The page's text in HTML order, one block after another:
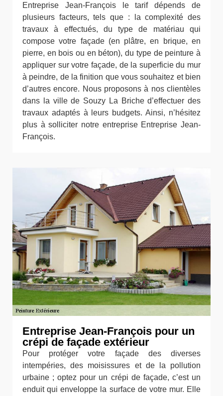
Entreprise Jean-François le tarif dépends de
plusieurs facteurs, tels que : la complexité des
travaux à effectués, du type de matériau qui
compose votre façade (en plâtre, en brique, en
pierre, en bois ou en béton), du type de peinture à
appliquer sur votre façade, de la superficie du mur
à peindre, de la finition que vous souhaitez et bien
d’autres encore. Nous proposons à nos clientèles
dans la ville de Souzy La Briche d’effectuer des
travaux adaptés à leurs budgets. Ainsi, n’hésitez
plus à solliciter notre entreprise Entreprise Jean-
François.
Entreprise Jean-François pour un
crépi de façade extérieur
Pour protéger votre façade des diverses
intempéries, des moisissures et de la pollution
urbaine ; optez pour un crépi de façade, c’est un
enduit qui enveloppe la surface de votre mur. Elle